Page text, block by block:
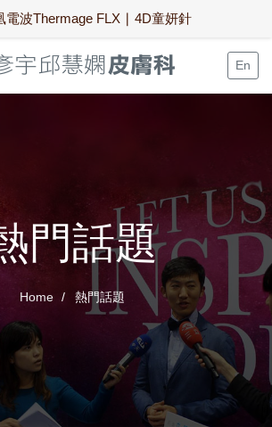
電波Thermage FLX ∣ 4D童妍針
En
門話題
Home 熱門話題